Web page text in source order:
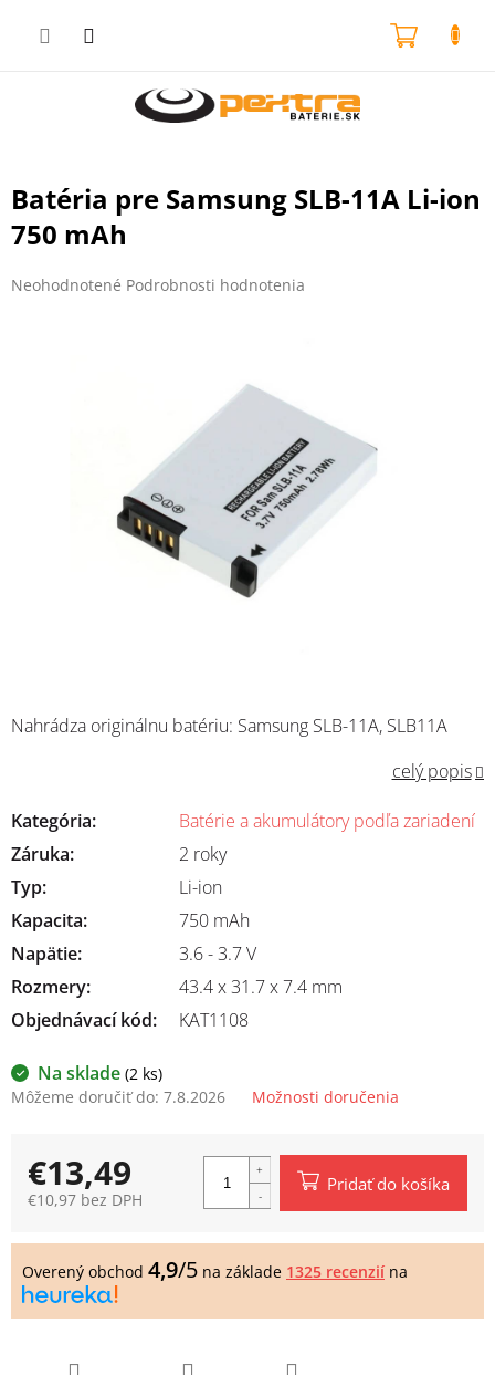
Batéria pre Samsung SLB-11A Li-ion
750 mAh
Priemerné
Neohodnotené Podrobnosti hodnotenia
Na sklade (2 ks)
Môžeme doručiť do: 7.8.2026 Možnosti doručenia
Nahrádza originálnu batériu: Samsung SLB-11A, SLB11A
celý popis
Kategória:
Batérie a akumulátory podľa zariadení
Záruka:
2 roky
Typ:
Li-ion
Kapacita:
750 mAh
Napätie:
3.6 - 3.7 V
Rozmery:
43.4 x 31.7 x 7.4 mm
Objednávací kód:
KAT1108
€13,49
€10,97 bez DPH
cena:
Pridať do košíka
Overený obchod 4,9/5 na základe 1325 recenzií na